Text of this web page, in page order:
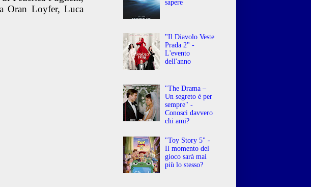
Oran Loyfer, Luca
sapere
"Il Diavolo Veste
Prada 2" -
L'evento
dell'anno
"The Drama –
Un segreto è per
sempre" -
Conosci davvero
chi ami?
"Toy Story 5" -
Il momento del
gioco sarà mai
più lo stesso?